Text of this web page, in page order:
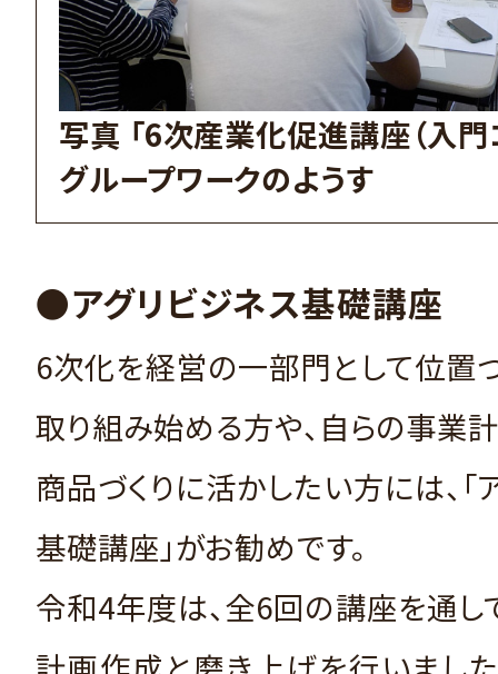
写真 「6次産業化促進講座（入門
グループワークのようす
●アグリビジネス基礎講座
6次化を経営の一部門として位置
取り組み始める方や、自らの事業
商品づくりに活かしたい方には、「
基礎講座」がお勧めです。
令和4年度は、全6回の講座を通し